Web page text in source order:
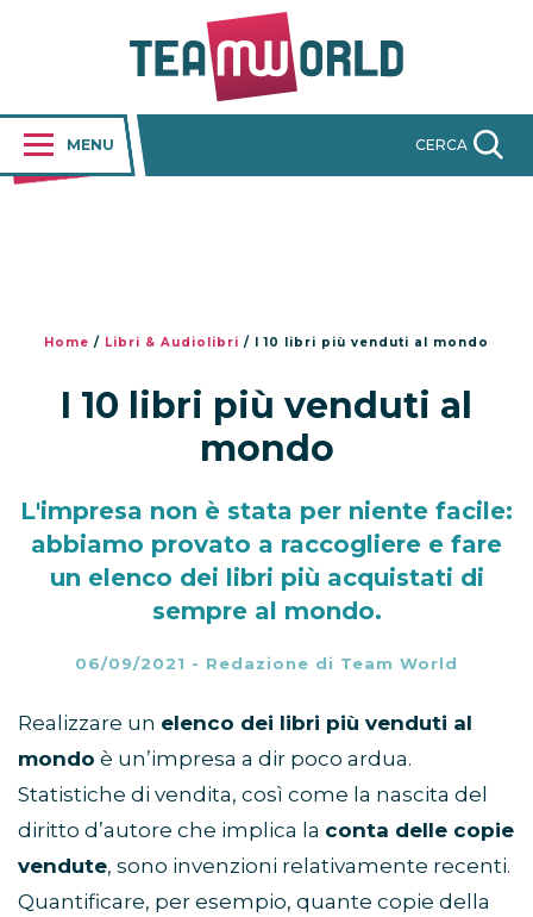
MENU CERCA
Home / Libri & Audiolibri / I 10 libri più venduti al mondo
I 10 libri più venduti al
mondo
L'impresa non è stata per niente facile:
abbiamo provato a raccogliere e fare
un elenco dei libri più acquistati di
sempre al mondo.
06/09/2021 - Redazione di Team World
Realizzare un elenco dei libri più venduti al
mondo è un’impresa a dir poco ardua.
Statistiche di vendita, così come la nascita del
diritto d’autore che implica la conta delle copie
vendute, sono invenzioni relativamente recenti.
Quantificare, per esempio, quante copie della